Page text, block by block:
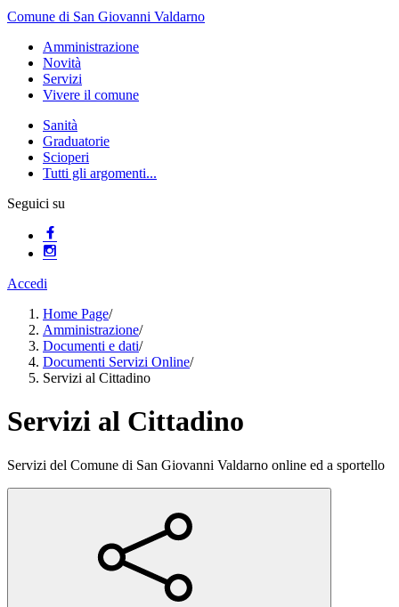
Comune di San Giovanni Valdarno
Amministrazione
Novità
Servizi
Vivere il comune
Sanità
Graduatorie
Scioperi
Tutti gli argomenti...
Seguici su
Accedi
Home Page/
Amministrazione/
Documenti e dati/
Documenti Servizi Online/
Servizi al Cittadino
Servizi al Cittadino
Servizi del Comune di San Giovanni Valdarno online ed a sportello